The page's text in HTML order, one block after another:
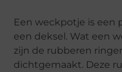
Een weckpotje is een
een deksel. Wat een
zijn de rubberen
dichtgemaakt. Deze